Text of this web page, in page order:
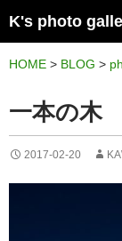
K's photo
ン
ン
ツ
へ
HOME > BLOG >
一本の木
2017-02-20